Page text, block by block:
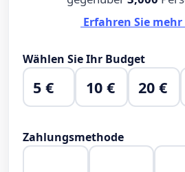
Erfahren Sie
Wählen Sie Ihr Budget
5 € 10 € 20 €
Zahlungsmethode